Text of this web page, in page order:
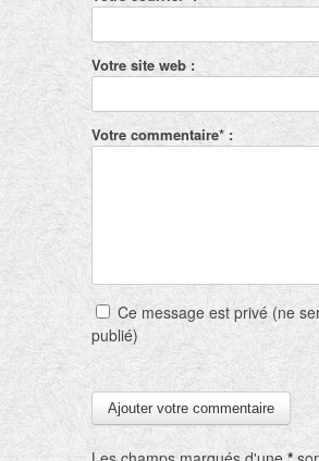
Votre site web :
Votre commentaire* :
Ce message est privé (ne
publié)